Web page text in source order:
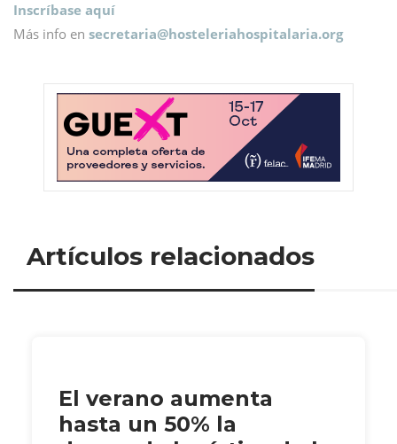
Inscríbase aquí
Más info en secretaria@hosteleriahospitalaria.org
Artículos relacionados
El verano aumenta
hasta un 50% la